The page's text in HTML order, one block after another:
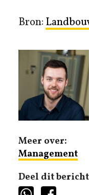
Bron:
Meer over:
Management
Deel dit